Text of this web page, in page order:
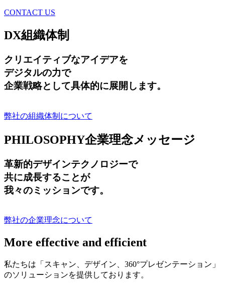
CONTACT US
DX組織体制
クリエイティブなアイデアを
デジタルの力で
企業戦略として具体的に展開します。
弊社の組織体制について
PHILOSOPHY企業理念メッセージ
革新的デザインテクノロジーで
共に成長することが
我々のミッションです。
弊社の企業理念について
More effective and efficient
私たちは「スキャン、デザイン、360°プレゼンテーション」
のソリューションを提供しております。